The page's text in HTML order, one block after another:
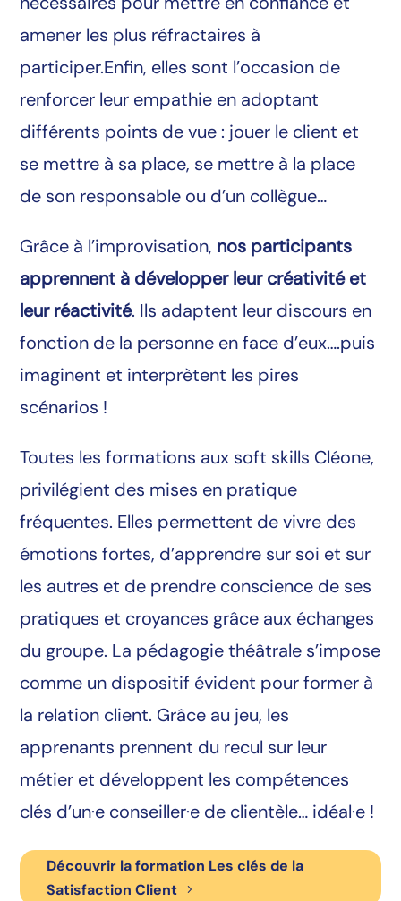
amener les plus réfractaires à
participer.Enfin, elles sont l’occasion de
renforcer leur empathie en adoptant
différents points de vue : jouer le client et
se mettre à sa place, se mettre à la place
de son responsable ou d’un collègue…
Grâce à l’improvisation, nos participants
apprennent à développer leur créativité et
leur réactivité. Ils adaptent leur discours en
fonction de la personne en face d’eux….puis
imaginent et interprètent les pires
scénarios !
Toutes les formations aux soft skills Cléone,
privilégient des mises en pratique
fréquentes. Elles permettent de vivre des
émotions fortes, d’apprendre sur soi et sur
les autres et de prendre conscience de ses
pratiques et croyances grâce aux échanges
du groupe. La pédagogie théâtrale s’impose
comme un dispositif évident pour former à
la relation client. Grâce au jeu, les
apprenants prennent du recul sur leur
métier et développent les compétences
clés d’un·e conseiller·e de clientèle… idéal·e !
Découvrir la formation Les clés de la
Satisfaction Client